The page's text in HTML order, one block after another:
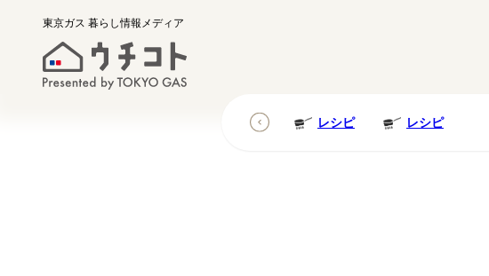
東京ガス 暮らし情報メディア
レシピ レシピ レシピ